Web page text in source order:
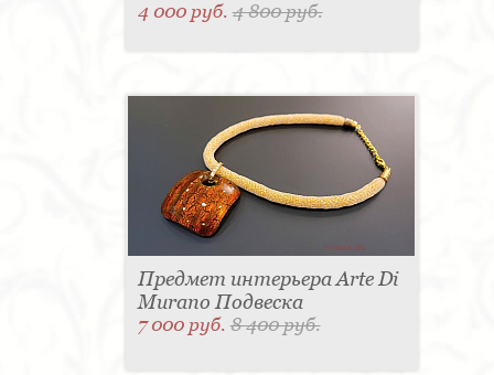
4 000 руб.4 800 руб.
Предмет интерьера Arte Di
Murano Подвеска
7 000 руб.8 400 руб.